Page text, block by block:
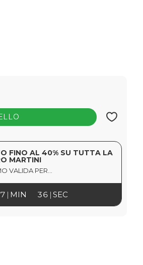
FINO AL 40% SU TUTTA LA
MARTINI
VALIDA PER...
35
MIN SEC